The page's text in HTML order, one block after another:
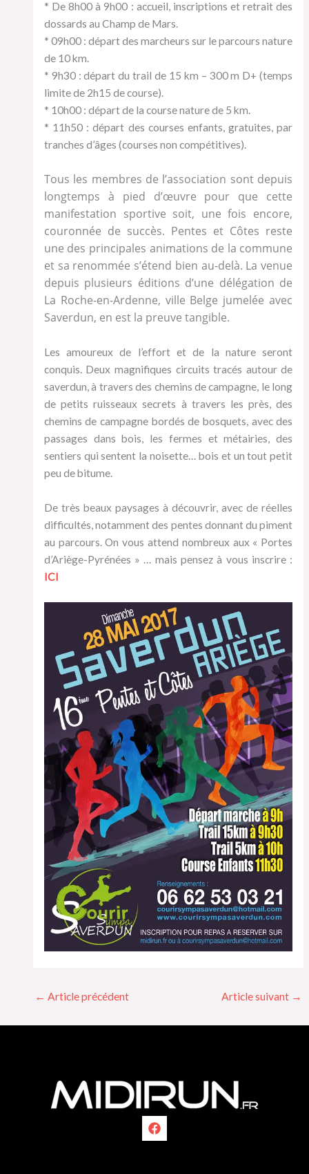
* De 8h00 à 9h00 : accueil, inscriptions et retrait des
dossards au Champ de Mars.
* 09h00 : départ des marcheurs sur le parcours nature
de 10 km.
* 9h30 : départ du trail de 15 km – 300 m D+ (temps
limite de 2h15 de course).
* 10h00 : départ de la course nature de 5 km.
* 11h50 : départ des courses enfants, gratuites, par
tranches d’âges (courses non compétitives).
Tous les membres de l’association sont depuis
longtemps à pied d’œuvre pour que cette
manifestation sportive soit, une fois encore,
couronnée de succès. Pentes et Côtes reste
une des principales animations de la commune
et sa renommée s’étend bien au-delà. La venue
depuis plusieurs éditions d’une délégation de
La Roche-en-Ardenne, ville Belge jumelée avec
Saverdun, en est la preuve tangible.
Les amoureux de l’effort et de la nature seront
conquis. Deux magnifiques circuits tracés autour de
saverdun, à travers des chemins de campagne, le long
de petits ruisseaux secrets à travers les près, des
chemins de campagne bordés de bosquets, avec des
passages dans bois, les fermes et métairies, des
sentiers qui sentent la noisette… bois et un tout petit
peu de bitume.
De très beaux paysages à découvrir, avec de réelles
difficultés, notamment des pentes donnant du piment
au parcours. On vous attend nombreux aux « Portes
d’Ariège-Pyrénées » … mais pensez à vous inscrire :
ICI
← Article précédent Article suivant →